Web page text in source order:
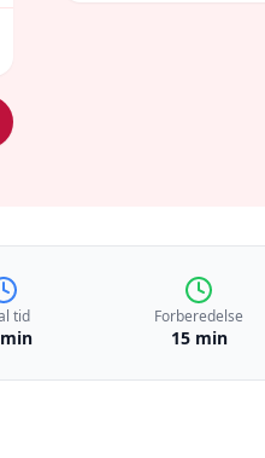
tid Forberedelse
15 min